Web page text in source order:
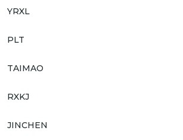
YRXL
PLT
TAIMAO
RXKJ
JINCHEN